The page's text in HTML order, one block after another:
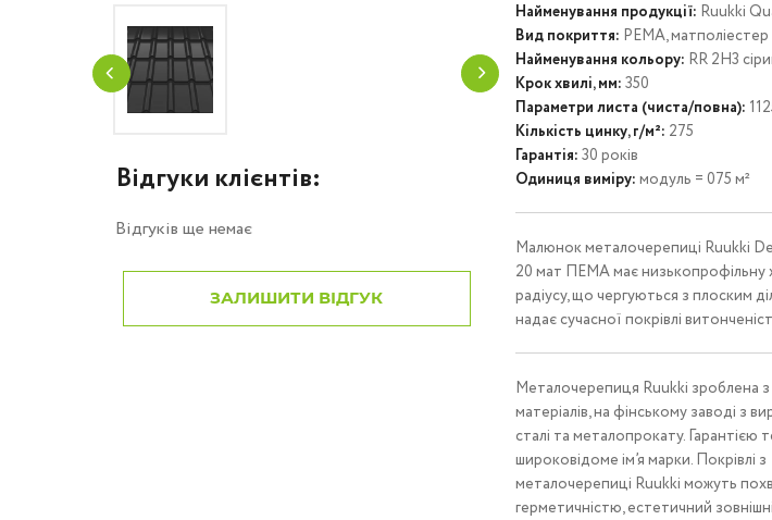
Відгуки клієнтів:
Відгуків ще немає
ЗАЛИШИТИ ВІДГУК
Найменування продукції: Ruukki
Вид покриття: PEMA, матполіестер
Найменування кольору: RR 2H3
Крок хвилі, мм: 350
Параметри листа (чиста/повна):
Кількість цинку, г/м²: 275
Гарантія: 30 років
Одиниця виміру: модуль = 075 м²
Малюнок металочерепиці Ruukki
20 мат ПЕМА має низькопрофільну
радіусу, що чергуються з плоским
надає сучасної покрівлі
Металочерепиця Ruukki зроблена з
матеріалів, на фінському заводі з
сталі та металопрокату. Гарантією
широковідоме ім’я марки. Покрівлі з
металочерепиці Ruukki можуть
герметичністю, естетичний